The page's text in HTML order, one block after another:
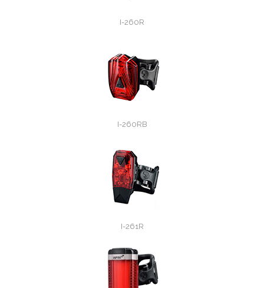
I-260R
I-260RB
I-261R